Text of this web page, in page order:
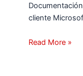
cliente
Read More »